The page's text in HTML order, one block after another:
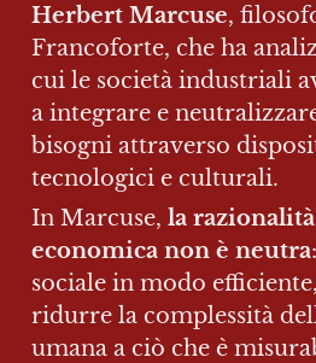
Herbert Marcuse,
Francoforte, che ha
cui le società industriali
a integrare e
bisogni attraverso
tecnologici e culturali.
In Marcuse, la
economica non è neutra
sociale in modo
ridurre la complessità
umana a ciò che è